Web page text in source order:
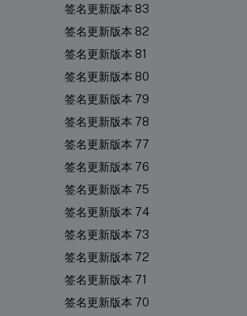
签名更新版本 83
签名更新版本 82
签名更新版本 81
签名更新版本 80
签名更新版本 79
签名更新版本 78
签名更新版本 77
签名更新版本 76
签名更新版本 75
签名更新版本 74
签名更新版本 73
签名更新版本 72
签名更新版本 71
签名更新版本 70